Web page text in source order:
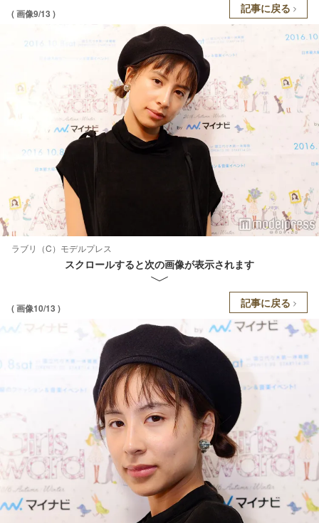
( 画像9/13 ) 記事に戻る
ラブリ（C）モデルプレス
スクロールすると次の画像が表示されます
( 画像10/13 ) 記事に戻る